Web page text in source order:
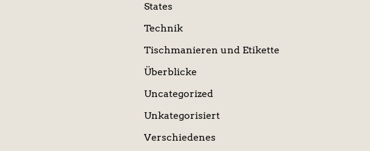
States
Technik
Tischmanieren und Etikette
Überblicke
Uncategorized
Unkategorisiert
Verschiedenes